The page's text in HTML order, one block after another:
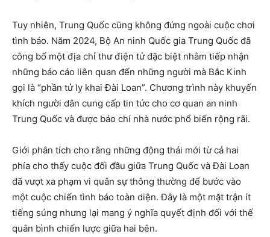
Tuy nhiên, Trung Quốc cũng không đứng ngoài cuộc chơi
tình báo. Năm 2024, Bộ An ninh Quốc gia Trung Quốc đã
công bố một địa chỉ thư điện tử đặc biệt nhằm tiếp nhận
những báo cáo liên quan đến những người mà Bắc Kinh
gọi là “phần tử ly khai Đài Loan”. Chương trình này khuyến
khích người dân cung cấp tin tức cho cơ quan an ninh
Trung Quốc và được báo chí nhà nước phổ biến rộng rãi.
Giới phân tích cho rằng những động thái mới từ cả hai
phía cho thấy cuộc đối đầu giữa Trung Quốc và Đài Loan
đã vượt xa phạm vi quân sự thông thường để bước vào
một cuộc chiến tình báo toàn diện. Đây là một mặt trận ít
tiếng súng nhưng lại mang ý nghĩa quyết định đối với thế
quân bình chiến lược giữa hai bên.